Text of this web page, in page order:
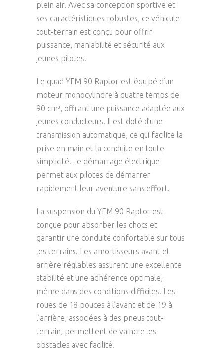
plein air. Avec sa conception sportive et
ses caractéristiques robustes, ce véhicule
tout-terrain est conçu pour offrir
puissance, maniabilité et sécurité aux
jeunes pilotes.
Le quad YFM 90 Raptor est équipé d’un
moteur monocylindre à quatre temps de
90 cm³, offrant une puissance adaptée aux
jeunes conducteurs. Il est doté d’une
transmission automatique, ce qui facilite la
prise en main et la conduite en toute
simplicité. Le démarrage électrique
permet aux pilotes de démarrer
rapidement leur aventure sans effort.
La suspension du YFM 90 Raptor est
conçue pour absorber les chocs et
garantir une conduite confortable sur tous
les terrains. Les amortisseurs avant et
arrière réglables assurent une excellente
stabilité et une adhérence optimale,
même dans des conditions difficiles. Les
roues de 18 pouces à l’avant et de 19 à
l’arrière, associées à des pneus tout-
terrain, permettent de vaincre les
obstacles avec facilité.